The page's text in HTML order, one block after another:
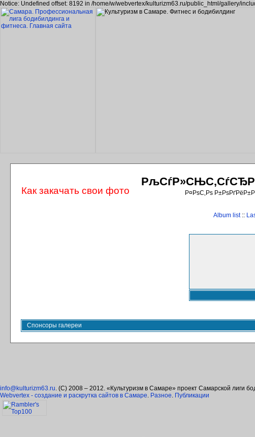
Notice: Undefined offset: 8192 in /home/w/webvertex/kulturizm63.ru/public_html/gallery/
Р¤РѕС‚Рѕ
Album list::
Спонсоры галереи
info@kulturizm63.ru. (C) 2008 – 2012. «Культуризм в Самаре» проект Самарской лиги
Webvertex - создание и раскрутка сайтов в Самаре. Разное. Публикации
Как закачать свои фото